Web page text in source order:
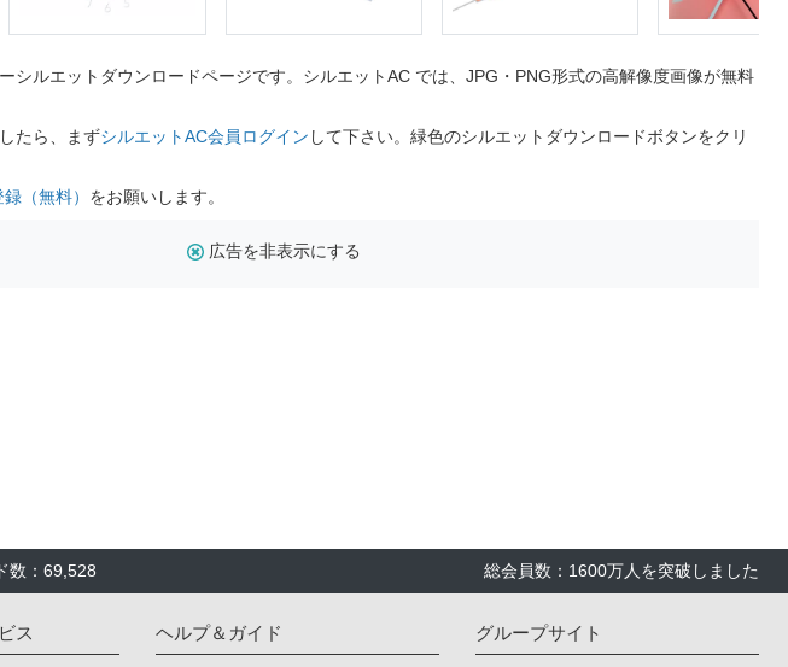
シルエットダウンロードページです。シルエットAC では、JPG・PNG形式の高解像度画像が無料
たら、まずシルエットAC会員ログイン して下さい。緑色のシルエットダウンロードボタンをクリ
（無料） をお願いします。
広告を非表示にする
数：69,528 総会員数：1600万人を突破しました
ス ヘルプ＆ガイド グループサイト